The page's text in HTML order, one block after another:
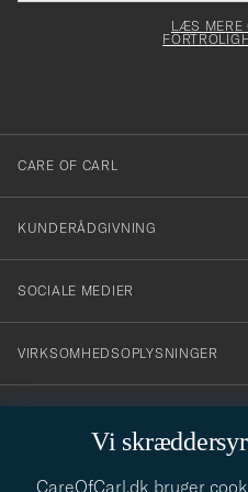
Vi
CareOfCarl.dk bruger
för
dig
till
vårt
nyhetsbrev!
LÆS MERE
CARE OF CARL
KUNDERÅDGIVNING
SOCIALE MEDIER
VIRKSOMHEDSOPLYSNINGER
Behøver du hjælp til at finde din